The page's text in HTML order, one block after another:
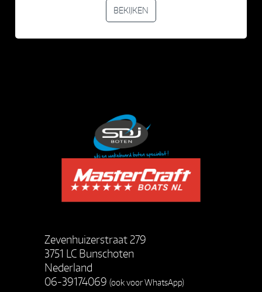
BEKIJKEN
Zevenhuizerstraat 279
3751 LC Bunschoten
Nederland
06-39174069 (ook voor WhatsApp)